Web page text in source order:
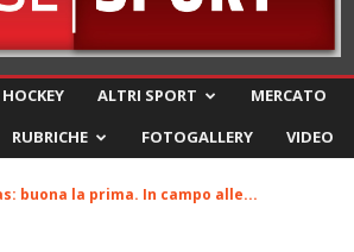
HOCKEY ALTRI SPORT MERCATO
RUBRICHE FOTOGALLERY VIDEO
buona la prima. In campo alle...